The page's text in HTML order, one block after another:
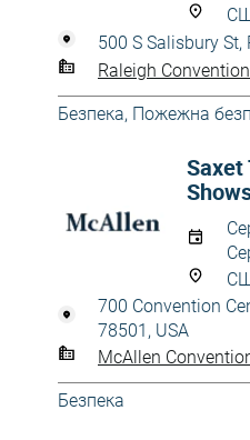
500 S Salisbury St,
Raleigh
Безпека, Пожежна
Saxet
700 Convention
78501, USA
McAllen
Безпека